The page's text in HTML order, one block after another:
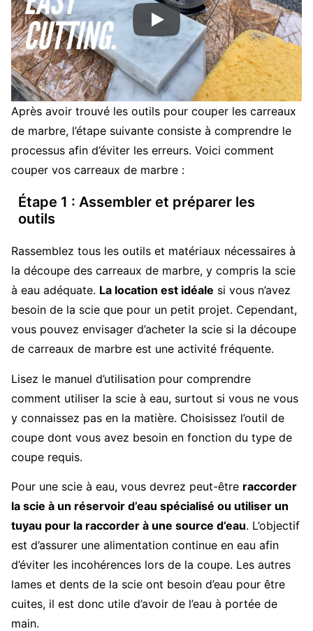
Après avoir trouvé les outils pour couper les carreaux
de marbre, l’étape suivante consiste à comprendre le
processus afin d’éviter les erreurs. Voici comment
couper vos carreaux de marbre :
Étape 1 : Assembler et préparer les
outils
Rassemblez tous les outils et matériaux nécessaires à
la découpe des carreaux de marbre, y compris la scie
à eau adéquate. La location est idéale si vous n’avez
besoin de la scie que pour un petit projet. Cependant,
vous pouvez envisager d’acheter la scie si la découpe
de carreaux de marbre est une activité fréquente.
Lisez le manuel d’utilisation pour comprendre
comment utiliser la scie à eau, surtout si vous ne vous
y connaissez pas en la matière. Choisissez l’outil de
coupe dont vous avez besoin en fonction du type de
coupe requis.
Pour une scie à eau, vous devrez peut-être raccorder
la scie à un réservoir d’eau spécialisé ou utiliser un
tuyau pour la raccorder à une source d’eau. L’objectif
est d’assurer une alimentation continue en eau afin
d’éviter les incohérences lors de la coupe. Les autres
lames et dents de la scie ont besoin d’eau pour être
cuites, il est donc utile d’avoir de l’eau à portée de
main.